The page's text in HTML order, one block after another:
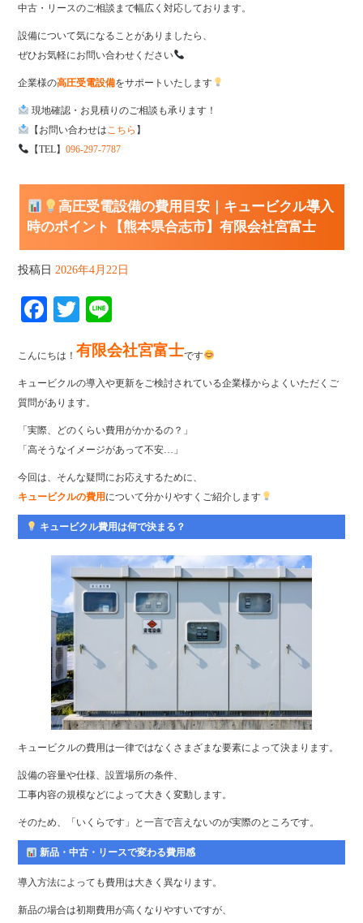
中古・リースのご相談まで幅広く対応しております。
設備について気になることがありましたら、
ぜひお気軽にお問い合わせください
企業様の高圧受電設備をサポートいたします
現地確認・お見積りのご相談も承ります！
【お問い合わせはこちら 】
【TEL】096-297-7787
高圧受電設備の費用目安｜キュービクル導入
時のポイント【熊本県合志市】有限会社宮富士
投稿日 2026年4月22日
Fa
bo
ok
T
wi
tte
r
ne
こんにちは！有限会社宮富士です
キュービクルの導入や更新をご検討されている企業様からよくいただくご
質問があります。
「実際、どのくらい費用がかかるの？」
「高そうなイメージがあって不安…」
今回は、そんな疑問にお応えするために、
キュービクルの費用 について分かりやすくご紹介します
キュービクル費用は何で決まる？
キュービクルの費用は一律ではなくさまざまな要素によって決まります。
設備の容量や仕様、設置場所の条件、
工事内容の規模などによって大きく変動します。
そのため、「いくらです」と一言で言えないのが実際のところです。
新品・中古・リースで変わる費用感
導入方法によっても費用は大きく異なります。
新品の場合は初期費用が高くなりやすいですが、